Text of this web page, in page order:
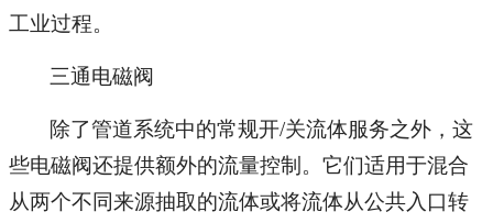
工业过程。
三通电磁阀
除了管道系统中的常规开/关流体服务之外，这
些电磁阀还提供额外的流量控制。它们适用于混合
从两个不同来源抽取的流体或将流体从公共入口转